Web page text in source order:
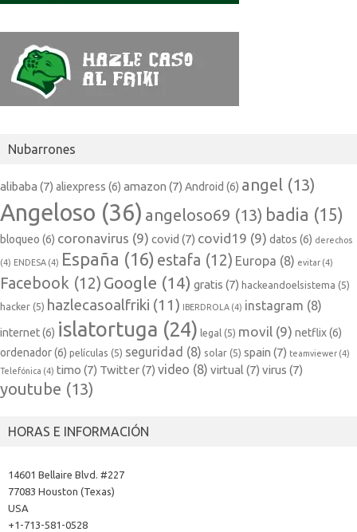
Nubarrones
alibaba (7) aliexpress (6) amazon (7) Android (6) angel (13)
Angeloso (36) angeloso69 (13) badia (15)
bloqueo (6) coronavirus (9) covid (7) covid19 (9) datos (6) derechos
(4) ENDESA (4) España (16) estafa (12) Europa (8) evitar (4)
Facebook (12) Google (14) gratis (7) hackeandoelsistema (5)
hacker (5) hazlecasoalfriki (11) IBERDROLA (4) instagram (8)
internet(6) islatortuga (24) legal (5) movil (9) netflix(6)
ordenador(6) películas (5) seguridad (8) solar (5) spain (7) teamviewer (4)
Telefónica (4) timo (7) Twitter(7) video (8) virtual (7) virus (7)
youtube (13)
HORAS E INFORMACIÓN
14601 Bellaire Blvd. #227
77083 Houston (Texas)
USA
+1-713-581-0528